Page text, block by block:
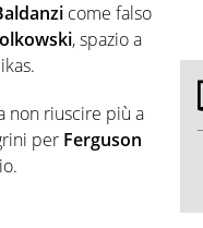
come falso
, spazio a
non riuscire più a
per Ferguson